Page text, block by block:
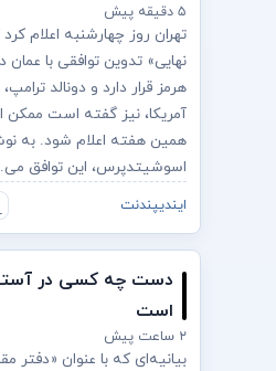
۵ دقیقه پیش
تهران روز چهارشنبه اعلام
نهایی» تدوین توافقی با عمان
هرمز قرار دارد و دونالد
آمریکا، نیز گفته است ممکن
همین هفته اعلام شود. به
اسوشیتدپرس، این توافق
ایندیپندنت
دست چه کسی در
است
۲ ساعت پیش
بیانیه‌ای که با عنوان «دفتر